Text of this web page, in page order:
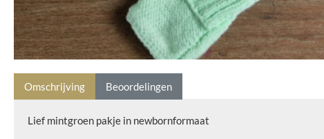
Omschrijving Beoordelingen
Lief mintgroen pakje in newbornformaat